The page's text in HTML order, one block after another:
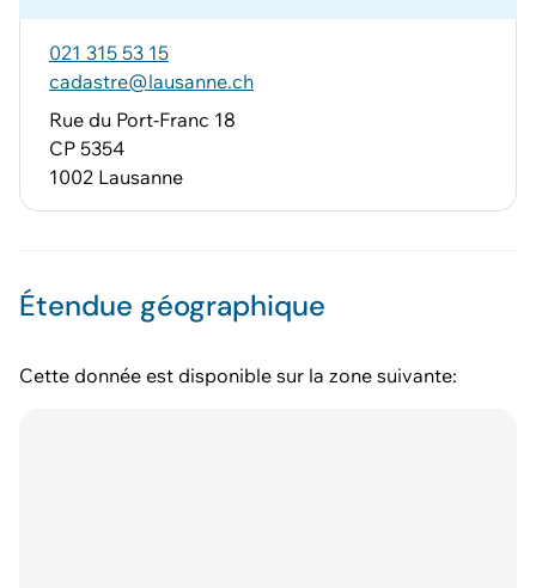
021 315 53 15
cadastre@lausanne.ch
Rue du Port-Franc 18
CP 5354
1002 Lausanne
Étendue géographique
Cette donnée est disponible sur la zone suivante: